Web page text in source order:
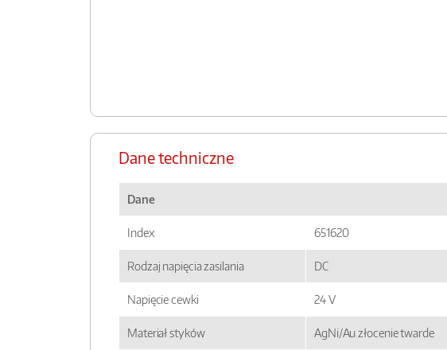
Dane techniczne
Dane
Index 651620
Rodzaj napięcia zasilania DC
Napięcie cewki 24 V
Materiał styków AgNi/Au złocenie twarde